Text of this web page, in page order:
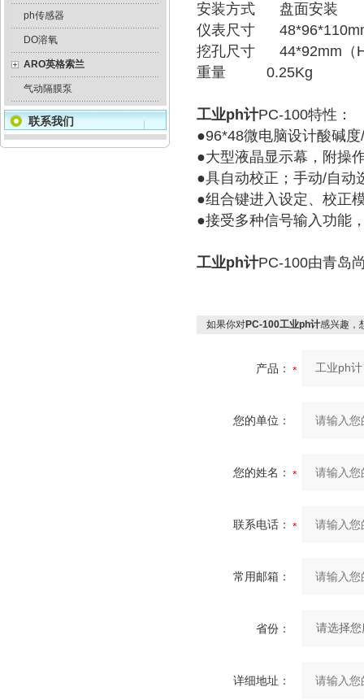
ph传感器
DO溶氧
ARO英格索兰
气动隔膜泵
联系我们
安装方式 盘面安装
仪表尺寸
挖孔尺寸 44*92mm（
重量 0.25Kg
工业ph计PC-100特性：
●96*48微电脑设计酸碱
●大型液晶显示幕，附操
●具自动校正；手动/自动
●组合键进入设定、校正
●接受多种信号输入功能
工业ph计PC-100由青岛
如果你对PC-100工业ph计感兴趣，
产品：
您的单位：
您的姓名：
联系电话：
常用邮箱：
省份：
详细地址：